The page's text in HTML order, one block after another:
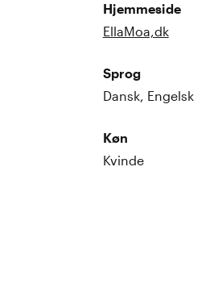
Hjemmeside
EllaMoa,dk
Sprog
Dansk, Engelsk
Køn
Kvinde